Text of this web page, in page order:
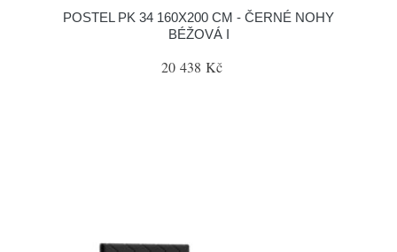
POSTEL PK 34 160X200 CM - ČERNÉ NOHY
BÉŽOVÁ I
20 438 Kč